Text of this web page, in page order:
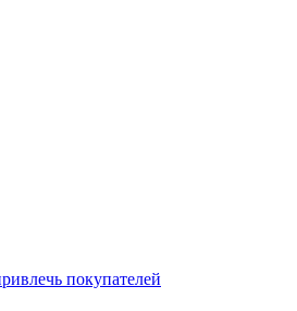
покупателей